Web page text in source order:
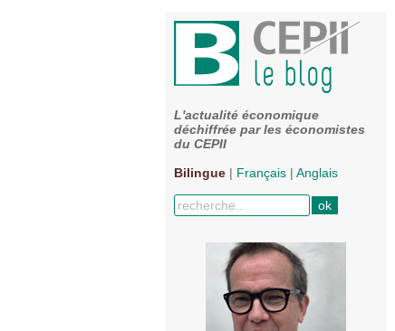
L'actualité économique
déchiffrée par les économistes
du CEPII
Bilingue | Français | Anglais